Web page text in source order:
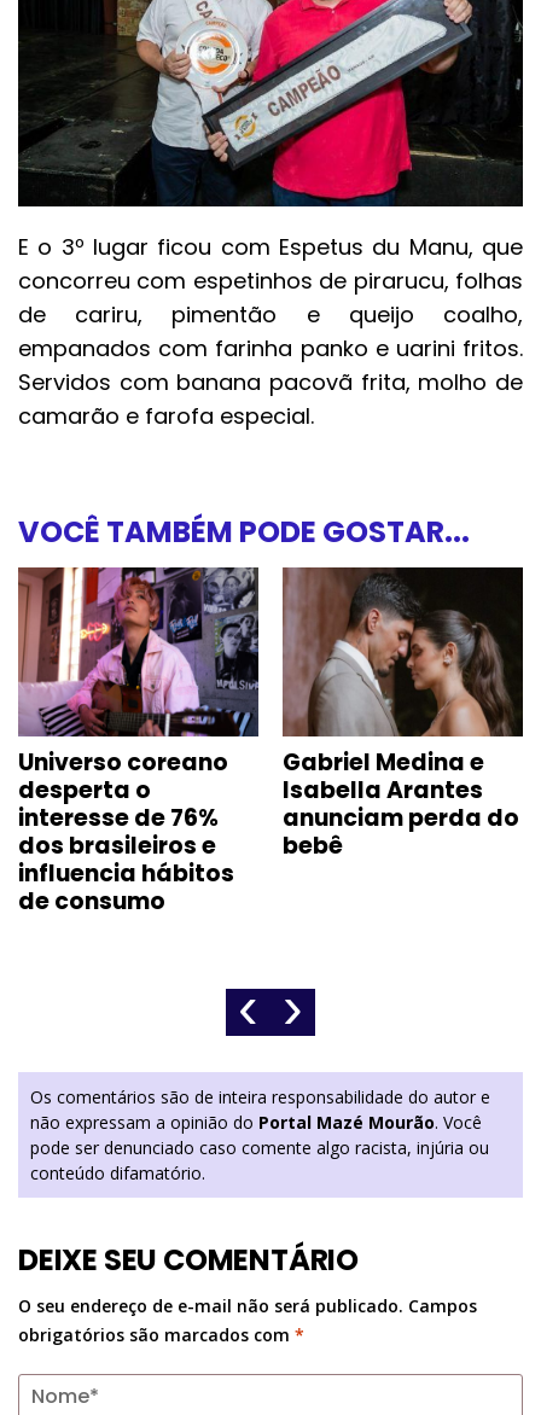
E o 3º lugar ficou com Espetus du Manu, que
concorreu com espetinhos de pirarucu, folhas
de cariru, pimentão e queijo coalho,
empanados com farinha panko e uarini fritos.
Servidos com banana pacovã frita, molho de
camarão e farofa especial.
VOCÊ TAMBÉM PODE GOSTAR...
Universo coreano
desperta o
interesse de 76%
dos brasileiros e
influencia hábitos
de consumo
Gabriel Medina e
Isabella Arantes
anunciam perda do
bebê
‹ ›
Os comentários são de inteira responsabilidade do autor e
não expressam a opinião do Portal Mazé Mourão. Você
pode ser denunciado caso comente algo racista, injúria ou
conteúdo difamatório.
DEIXE SEU COMENTÁRIO
O seu endereço de e-mail não será publicado. Campos
obrigatórios são marcados com *